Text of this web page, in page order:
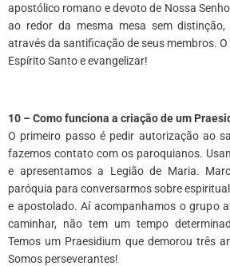
apostólico romano e devoto de Nossa
ao redor da mesma mesa sem
através da santificação de seus membros.
Espírito Santo e evangelizar!
10 – Como funciona a criação de um
O primeiro passo é pedir autorização ao
fazemos contato com os paroquianos.
e apresentamos a Legião de Maria.
paróquia para conversarmos sobre
e apostolado. Aí acompanhamos o grupo
caminhar, não tem um tempo
Temos um Praesidium que demorou três
Somos perseverantes!